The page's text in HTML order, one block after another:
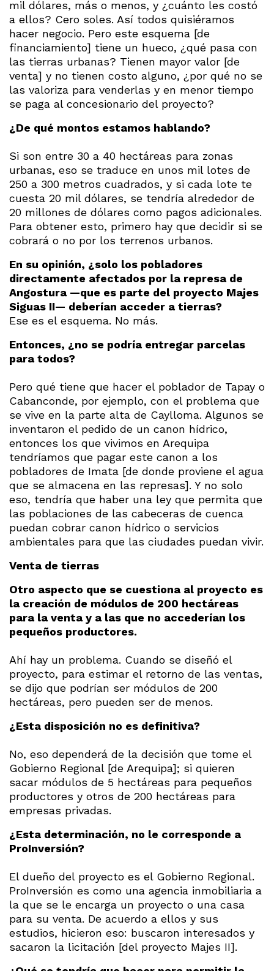
mil dólares, más o menos, y ¿cuánto les costó
a ellos? Cero soles. Así todos quisiéramos
hacer negocio. Pero este esquema [de
financiamiento] tiene un hueco, ¿qué pasa con
las tierras urbanas? Tienen mayor valor [de
venta] y no tienen costo alguno, ¿por qué no se
las valoriza para venderlas y en menor tiempo
se paga al concesionario del proyecto?
¿De qué montos estamos hablando?
Si son entre 30 a 40 hectáreas para zonas
urbanas, eso se traduce en unos mil lotes de
250 a 300 metros cuadrados, y si cada lote te
cuesta 20 mil dólares, se tendría alrededor de
20 millones de dólares como pagos adicionales.
Para obtener esto, primero hay que decidir si se
cobrará o no por los terrenos urbanos.
En su opinión, ¿solo los pobladores
directamente afectados por la represa de
Angostura —que es parte del proyecto Majes
Siguas II— deberían acceder a tierras?
Ese es el esquema. No más.
Entonces, ¿no se podría entregar parcelas
para todos?
Pero qué tiene que hacer el poblador de Tapay o
Cabanconde, por ejemplo, con el problema que
se vive en la parte alta de Caylloma. Algunos se
inventaron el pedido de un canon hídrico,
entonces los que vivimos en Arequipa
tendríamos que pagar este canon a los
pobladores de Imata [de donde proviene el agua
que se almacena en las represas]. Y no solo
eso, tendría que haber una ley que permita que
las poblaciones de las cabeceras de cuenca
puedan cobrar canon hídrico o servicios
ambientales para que las ciudades puedan vivir.
Venta de tierras
Otro aspecto que se cuestiona al proyecto es
la creación de módulos de 200 hectáreas
para la venta y a las que no accederían los
pequeños productores.
Ahí hay un problema. Cuando se diseñó el
proyecto, para estimar el retorno de las ventas,
se dijo que podrían ser módulos de 200
hectáreas, pero pueden ser de menos.
¿Esta disposición no es definitiva?
No, eso dependerá de la decisión que tome el
Gobierno Regional [de Arequipa]; si quieren
sacar módulos de 5 hectáreas para pequeños
productores y otros de 200 hectáreas para
empresas privadas.
¿Esta determinación, no le corresponde a
ProInversión?
El dueño del proyecto es el Gobierno Regional.
ProInversión es como una agencia inmobiliaria a
la que se le encarga un proyecto o una casa
para su venta. De acuerdo a ellos y sus
estudios, hicieron eso: buscaron interesados y
sacaron la licitación [del proyecto Majes II].